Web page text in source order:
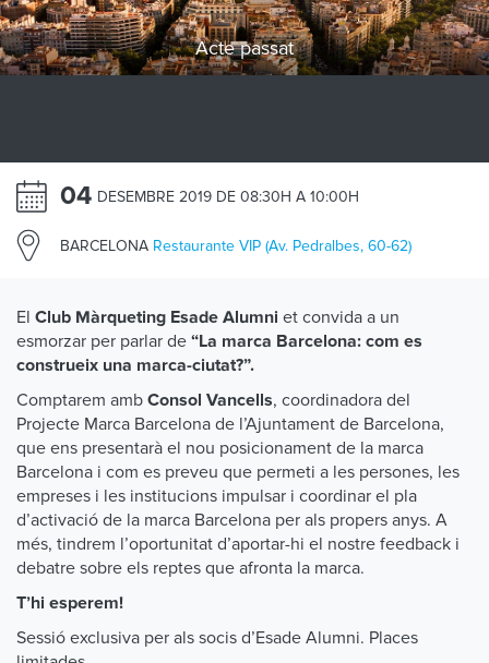
Acte passat
04 DESEMBRE 2019 DE 08:30H A 10:00H
BARCELONA Restaurante VIP (Av. Pedralbes, 60-62)
El Club Màrqueting Esade Alumni et convida a un
esmorzar per parlar de “La marca Barcelona: com es
construeix una marca-ciutat?”.
Comptarem amb Consol Vancells, coordinadora del
Projecte Marca Barcelona de l’Ajuntament de Barcelona,
que ens presentarà el nou posicionament de la marca
Barcelona i com es preveu que permeti a les persones, les
empreses i les institucions impulsar i coordinar el pla
d’activació de la marca Barcelona per als propers anys. A
més, tindrem l’oportunitat d’aportar-hi el nostre feedback i
debatre sobre els reptes que afronta la marca.
T’hi esperem!
Sessió exclusiva per als socis d’Esade Alumni. Places